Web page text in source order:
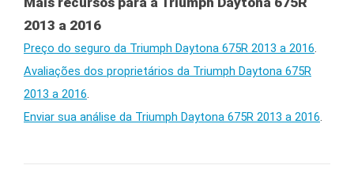
2013 a 2016
Preço do seguro da Triumph Daytona 675R 2013 a 2016.
Avaliações dos proprietários da Triumph Daytona 675R
2013 a 2016.
Enviar sua análise da Triumph Daytona 675R 2013 a 2016.